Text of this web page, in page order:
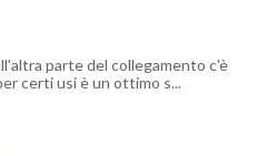
parte del collegamento c'è
certi usi è un ottimo s...